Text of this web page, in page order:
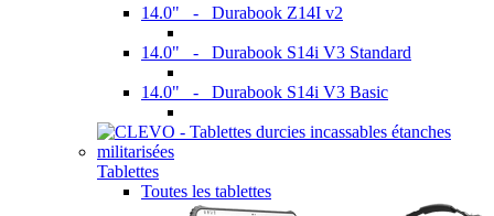
14.0" - Durabook Z14I v2
14.0" - Durabook S14i V3 Standard
14.0" - Durabook S14i V3 Basic
Tablettes
Toutes les tablettes